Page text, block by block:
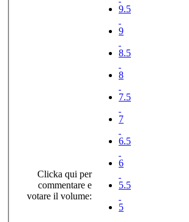
Clicka qui per
commentare e
votare il volume:
9.5
9
8.5
8
7.5
7
6.5
6
5.5
5